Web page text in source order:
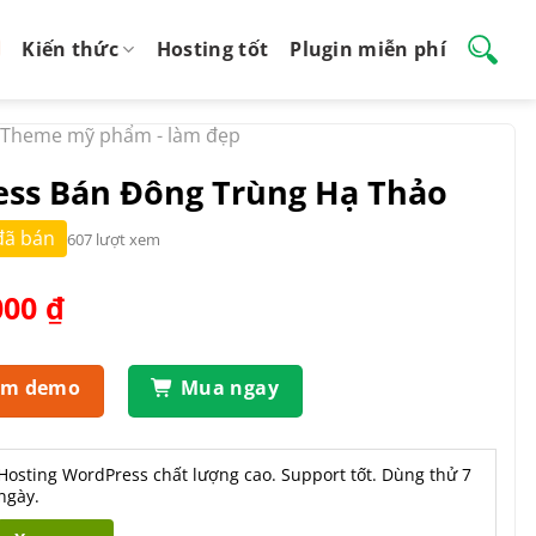
Kiến thức Hosting tốt Plugin miễn phí
Theme mỹ phẩm - làm đẹp
Bán Đông Trùng Hạ Thảo
bán 607 lượt xem
₫.
₫Giá
tại
là:
550.000 ₫.
demo Mua ngay
WordPress chất lượng cao. Support tốt. Dùng thử 7